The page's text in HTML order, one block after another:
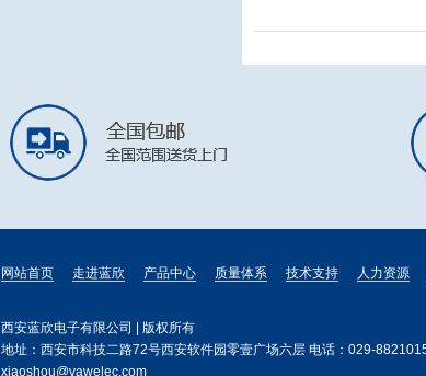
网站首页 走进蓝欣 产品中心 质量体系 技术支持 人力资源
西安蓝欣电子有限公司 | 版权所有
地址：西安市科技二路72号西安软件园零壹广场六层 电话：029-
xiaoshou@vawelec.com